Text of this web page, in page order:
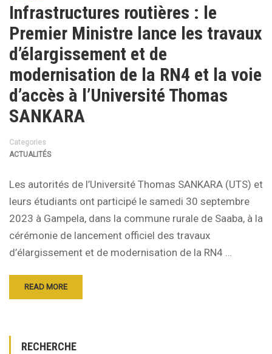
Infrastructures routières : le
Premier Ministre lance les travaux
d’élargissement et de
modernisation de la RN4 et la voie
d’accès à l’Université Thomas
SANKARA
Categories
ACTUALITÉS
Les autorités de l’Université Thomas SANKARA (UTS) et
leurs étudiants ont participé le samedi 30 septembre
2023 à Gampela, dans la commune rurale de Saaba, à la
cérémonie de lancement officiel des travaux
d’élargissement et de modernisation de la RN4 …
READ MORE
RECHERCHE